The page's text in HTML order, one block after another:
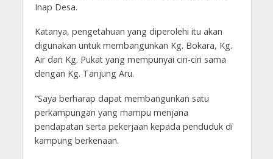
Inap Desa.
Katanya, pengetahuan yang diperolehi itu akan
digunakan untuk membangunkan Kg. Bokara, Kg.
Air dan Kg. Pukat yang mempunyai ciri-ciri sama
dengan Kg. Tanjung Aru.
“Saya berharap dapat membangunkan satu
perkampungan yang mampu menjana
pendapatan serta pekerjaan kepada penduduk di
kampung berkenaan.